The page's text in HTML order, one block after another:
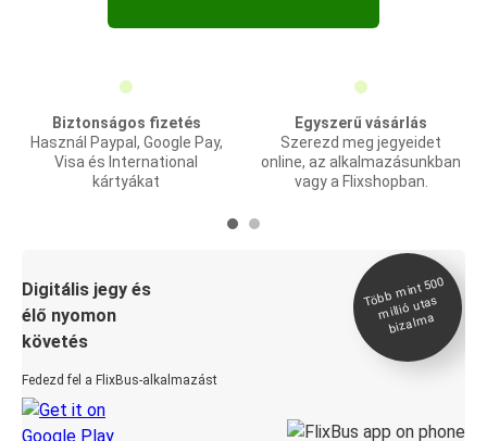
Biztonságos fizetés
Használ Paypal, Google Pay,
Visa és International
kártyákat
Egyszerű vásárlás
Szerezd meg jegyeidet
online, az alkalmazásunkban
vagy a Flixshopban.
Digitális jegy és
élő nyomon
követés
Fedezd fel a FlixBus-alkalmazást
Több
mint 500
millió utas
bizal
ma